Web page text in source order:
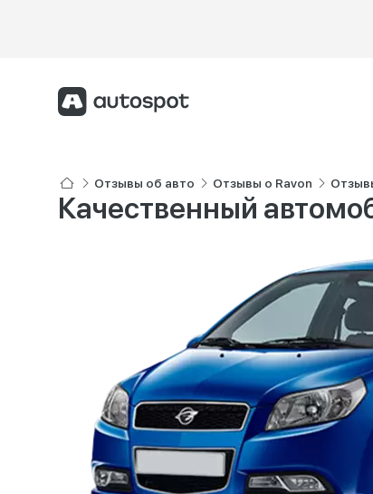
Отзывы об авто Отзывы о Ravon
Качественный